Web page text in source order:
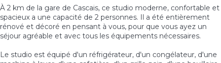
À 2 km de la gare de Cascais, ce studio moderne, confortable et
spacieux a une capacité de 2 personnes. Il a été entièrement
rénové et décoré en pensant à vous, pour que vous ayez un
séjour agréable et avec tous les équipements nécessaires.
Le studio est équipé d'un réfrigérateur, d'un congélateur, d'une